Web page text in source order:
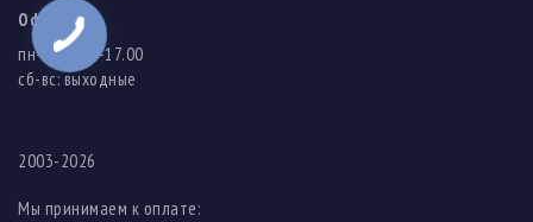
Офис
пн-пт: 8.00-17.00
cб-вс: выходные
2003-2026
Мы принимаем к оплате: